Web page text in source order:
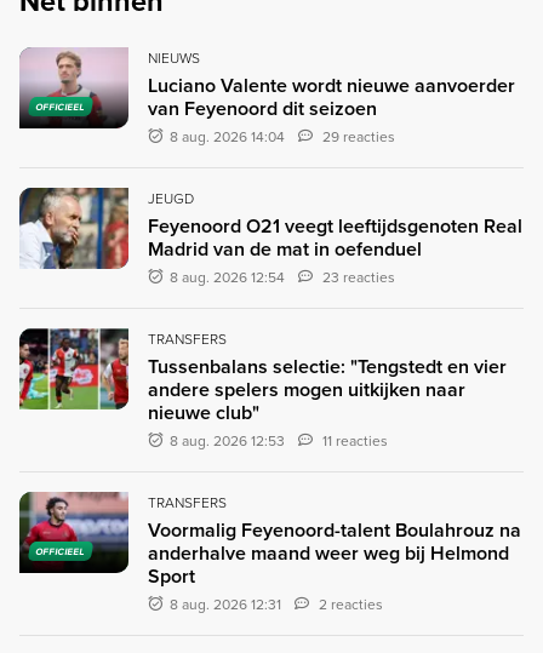
OFFICIEEL
NIEUWS
Luciano Valente wordt nieuwe aanvoerder
van Feyenoord dit seizoen
8 aug. 2026 14:04 29 reacties
JEUGD
Feyenoord O21 veegt leeftijdsgenoten Real
Madrid van de mat in oefenduel
8 aug. 2026 12:54 23 reacties
TRANSFERS
Tussenbalans selectie: "Tengstedt en vier
andere spelers mogen uitkijken naar
nieuwe club"
8 aug. 2026 12:53 11 reacties
OFFICIEEL
TRANSFERS
Voormalig Feyenoord-talent Boulahrouz na
anderhalve maand weer weg bij Helmond
Sport
8 aug. 2026 12:31 2 reacties